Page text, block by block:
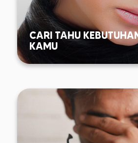
CARI TAHU
KAMU